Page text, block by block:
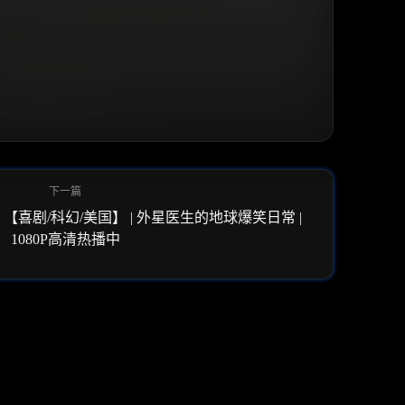
喜剧/科幻/美国】 | 外星医生的地球爆笑日常 |
1080P高清热播中